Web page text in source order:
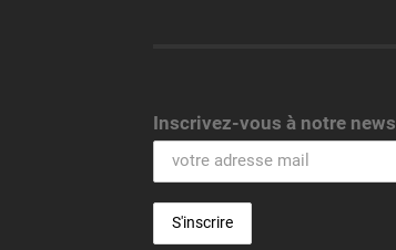
Inscrivez-vous à notre